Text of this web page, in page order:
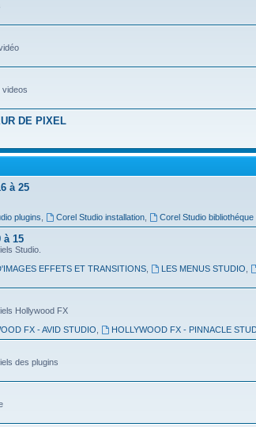
videos
DE PIXEL
à 25
plugins Corel Studio installation, Corel Studio bibliothéque
à 15
Studio.
EFFETS ET TRANSITIONS, LES MENUS STUDIO
Hollywood FX
FX - AVID STUDIO HOLLYWOOD FX - PINNACLE
des plugins